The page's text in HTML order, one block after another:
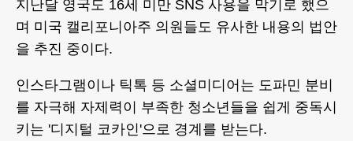
지난달 영국도 16세 미만 SNS 사용을 막기로 했으
며 미국 캘리포니아주 의원들도 유사한 내용의 법안
을 추진 중이다.
인스타그램이나 틱톡 등 소셜미디어는 도파민 분비
를 자극해 자제력이 부족한 청소년들을 쉽게 중독시
키는 '디지털 코카인'으로 경계를 받는다.